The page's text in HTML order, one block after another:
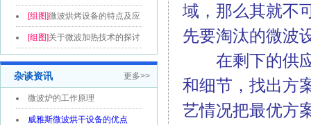
分析和...
[组图]微波烘烤设备的特点及应
用领域...
[组图]关于微波加热技术的探讨
杂谈资讯 更多>>
微波炉的工作原理
威雅斯微波烘干设备的优点
域，那么其就不
先要淘汰的微波
在剩下的供应
和细节，找出方
艺情况把最优方